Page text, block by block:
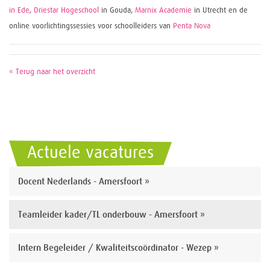
in Ede, Driestar Hogeschool in Gouda, Marnix Academie in Utrecht en de
online voorlichtingssessies voor schoolleiders van Penta Nova
« Terug naar het overzicht
Actuele vacatures
Docent Nederlands - Amersfoort »
Teamleider kader/TL onderbouw - Amersfoort »
Intern Begeleider / Kwaliteitscoördinator - Wezep »